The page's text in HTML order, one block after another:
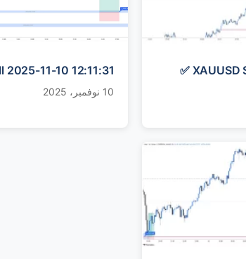
XAUUSD SELL 2025-11-05 11:46:34 ✅
2025-11-10 12:11:31
10 نوفمبر، 2025